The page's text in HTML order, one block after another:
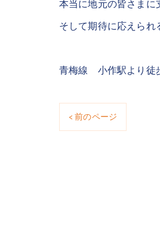
本当に地元の皆さまに
そして期待に応えられ
青梅線 小作駅より徒
< 前のページ